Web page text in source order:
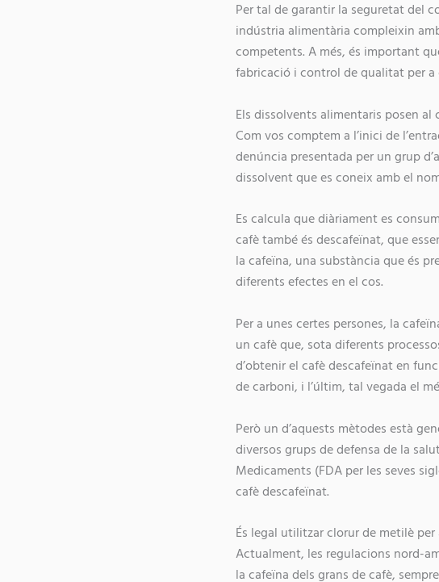
Per tal de garantir la seguretat del
indústria alimentària compleixin
competents. A més, és important
fabricació i control de qualitat per a
Els dissolvents alimentaris posen
Com vos comptem a l’inici de
denúncia presentada per un grup
dissolvent que es coneix amb el
Es calcula que diàriament es
cafè també és descafeïnat, que
la cafeïna, una substància que és
diferents efectes en el cos.
Per a unes certes persones, la
un cafè que, sota diferents
d’obtenir el cafè descafeïnat en
de carboni, i l’últim, tal vegada el
Però un d’aquests mètodes està
diversos grups de defensa de la
Medicaments (FDA per les seves
cafè descafeïnat.
És legal utilitzar clorur de metilè
Actualment, les regulacions nord-
la cafeïna dels grans de cafè,